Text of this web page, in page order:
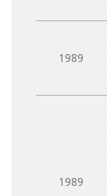
1989
1989